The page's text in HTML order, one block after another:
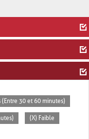
30 et 60 minutes)
(X) Faible